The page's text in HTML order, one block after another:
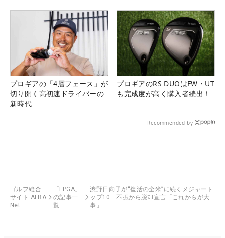
プロギアの「4層フェース」が
切り開く高初速ドライバーの
新時代
プロギアのRS DUOはFW・UT
も完成度が高く購入者続出！
Recommended by
ゴルフ総合
サイト ALBA
Net
「LPGA」
の記事一
覧
渋野日向子が“復活の全米”に続くメジャート
ップ10 不振から脱却宣言「これからが大
事」